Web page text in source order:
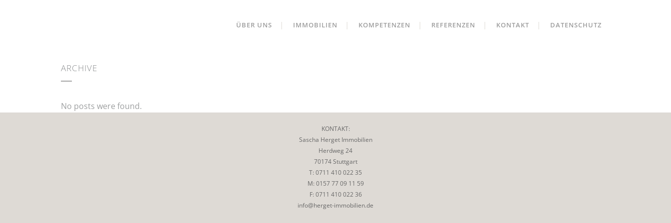
ÜBER UNS IMMOBILIEN KOMPETENZEN REFERENZEN KONTAKT DATENSCHUTZ
ARCHIVE
No posts were found.
KONTAKT:
Sascha Herget Immobilien
Herdweg 24
70174 Stuttgart
T: 0711 410 022 35
M: 0157 77 09 11 59
F: 0711 410 022 36
info@herget-immobilien.de